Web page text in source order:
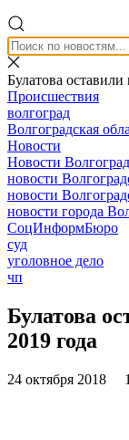
Булатова
Происшествия
волгоград
Волгоградская
Новости
Новости
новости
новости
новости города
СоцИнформБюро
суд
уголовное дело
чп
Булатова
2019 года
24 октября 2018